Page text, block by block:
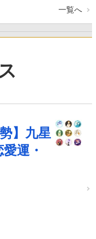
一覧へ
】九星
運・